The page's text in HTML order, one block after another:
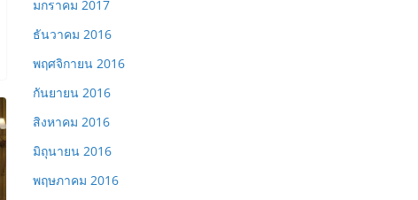
มกราคม 2017
ธันวาคม 2016
พฤศจิกายน 2016
กันยายน 2016
สิงหาคม 2016
มิถุนายน 2016
พฤษภาคม 2016